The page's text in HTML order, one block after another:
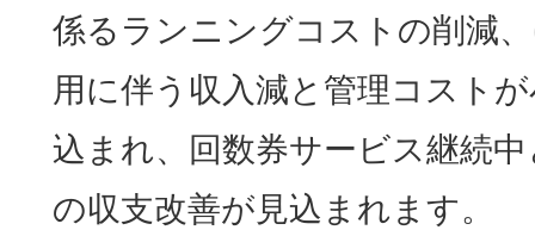
係るランニングコストの削減
用に伴う収入減と管理コスト
込まれ、回数券サービス継続
の収支改善が見込まれます。